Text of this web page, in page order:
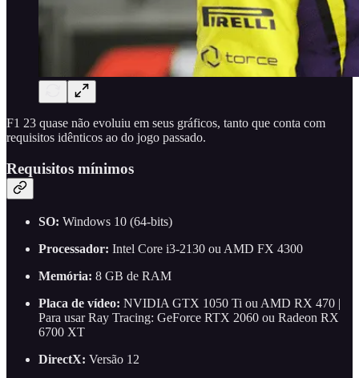
F1 23 quase não evoluiu em seus gráficos, tanto que conta com
requisitos idênticos ao do jogo passado.
Requisitos mínimos
SO: Windows 10 (64-bits)
Processador: Intel Core i3-2130 ou AMD FX 4300
Memória: 8 GB de RAM
Placa de vídeo: NVIDIA GTX 1050 Ti ou AMD RX 470 |
Para usar Ray Tracing: GeForce RTX 2060 ou Radeon RX
6700 XT
DirectX: Versão 12